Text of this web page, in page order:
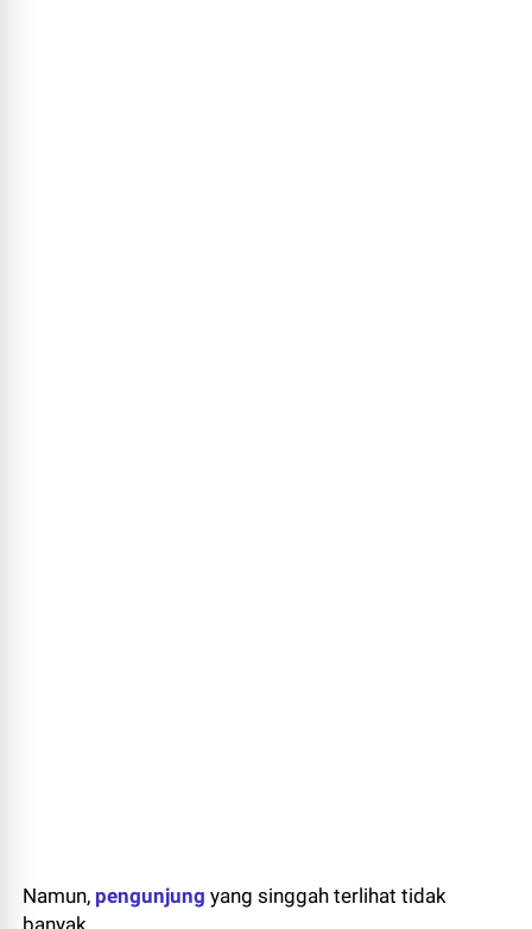
Namun, pengunjung yang singgah terlihat tidak
banyak.